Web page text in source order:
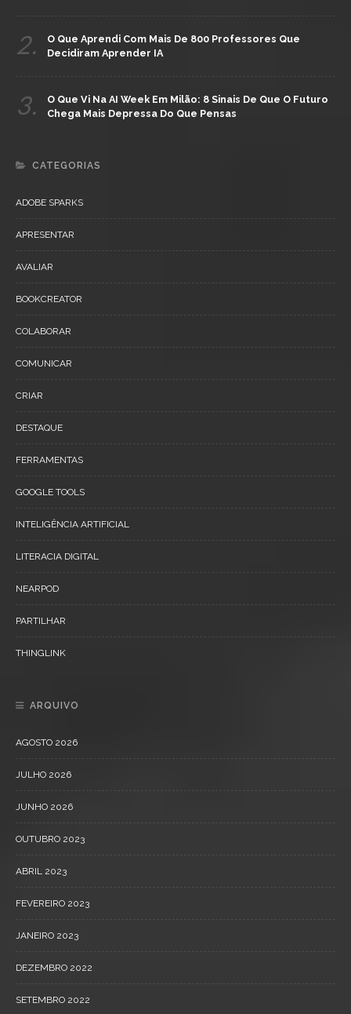
2.
O Que Aprendi Com Mais De 800 Professores Que
Decidiram Aprender IA
3.
O Que Vi Na AI Week Em Milão: 8 Sinais De Que O Futuro
Chega Mais Depressa Do Que Pensas
CATEGORIAS
ADOBE SPARKS
APRESENTAR
AVALIAR
BOOKCREATOR
COLABORAR
COMUNICAR
CRIAR
DESTAQUE
FERRAMENTAS
GOOGLE TOOLS
INTELIGÊNCIA ARTIFICIAL
LITERACIA DIGITAL
NEARPOD
PARTILHAR
THINGLINK
ARQUIVO
AGOSTO 2026
JULHO 2026
JUNHO 2026
OUTUBRO 2023
ABRIL 2023
FEVEREIRO 2023
JANEIRO 2023
DEZEMBRO 2022
SETEMBRO 2022